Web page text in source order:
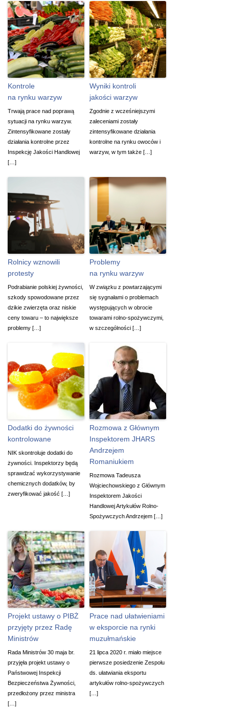
Kontrole
na rynku warzyw
Trwają prace nad poprawą
sytuacji na rynku warzyw.
Zintensyfikowane zostały
działania kontrolne przez
Inspekcję Jakości Handlowej
[…]
Wyniki kontroli
jakości warzyw
Zgodnie z wcześniejszymi
zaleceniami zostały
zintensyfikowane działania
kontrolne na rynku owoców i
warzyw, w tym także […]
Rolnicy wznowili
protesty
Podrabianie polskiej żywności,
szkody spowodowane przez
dzikie zwierzęta oraz niskie
ceny towaru – to największe
problemy […]
Problemy
na rynku warzyw
W związku z powtarzającymi
się sygnałami o problemach
występujących w obrocie
towarami rolno-spożywczymi,
w szczególności […]
Dodatki do żywności
kontrolowane
NIK skontroluje dodatki do
żywności. Inspektorzy będą
sprawdzać wykorzystywanie
chemicznych dodatków, by
zweryfikować jakość […]
Rozmowa z Głównym
Inspektorem JHARS
Andrzejem
Romaniukiem
Rozmowa Tadeusza
Wojciechowskiego z Głównym
Inspektorem Jakości
Handlowej Artykułów Rolno-
Spożywczych Andrzejem […]
Projekt ustawy o PIBŻ
przyjęty przez Radę
Ministrów
Rada Ministrów 30 maja br.
przyjęła projekt ustawy o
Państwowej Inspekcji
Bezpieczeństwa Żywności,
przedłożony przez ministra
[…]
Prace nad ułatwieniami
w eksporcie na rynki
muzułmańskie
21 lipca 2020 r. miało miejsce
pierwsze posiedzenie Zespołu
ds. ułatwiania eksportu
artykułów rolno-spożywczych
[…]